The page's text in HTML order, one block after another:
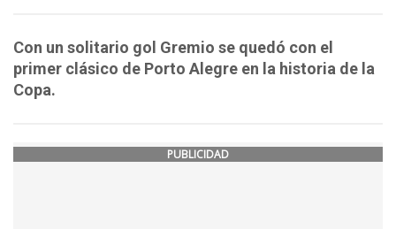
Con un solitario gol Gremio se quedó con el
primer clásico de Porto Alegre en la historia de la
Copa.
PUBLICIDAD